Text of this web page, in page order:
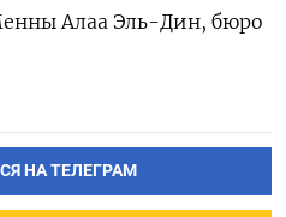
Алаа Эль-Дин, бюро
НА ТЕЛЕГРАМ